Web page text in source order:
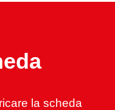
la scheda